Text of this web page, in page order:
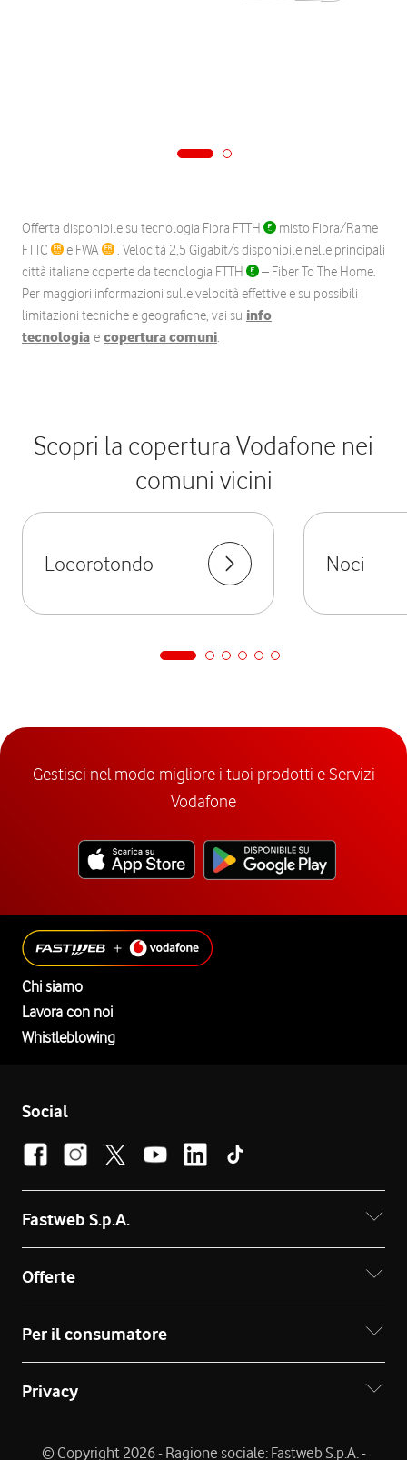
Offerta disponibile su tecnologia Fibra FTTH
misto Fibra/Rame
FTTC
e FWA
. Velocità 2,5 Gigabit/s disponibile nelle principali
città italiane coperte da tecnologia FTTH
– Fiber To The Home.
Per maggiori informazioni sulle velocità effettive e su possibili
limitazioni tecniche e geografiche, vai su info
tecnologia e copertura comuni.
Scopri la copertura Vodafone nei
comuni vicini
Locorotondo Noci
Gestisci nel modo migliore i tuoi prodotti e Servizi
Vodafone
Chi siamo
Lavora con noi
Whistleblowing
Social
Fastweb S.p.A.
Offerte
Per il consumatore
Privacy
© Copyright 2026 - Ragione sociale: Fastweb S.p.A. -